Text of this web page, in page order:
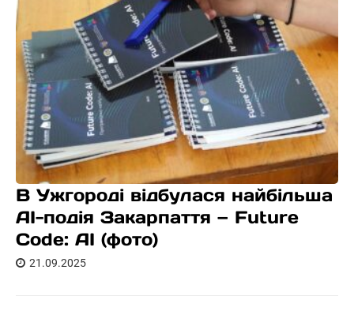
В Ужгороді відбулася найбільша
AI-подія Закарпаття — Future
Code: AI (фото)
21.09.2025